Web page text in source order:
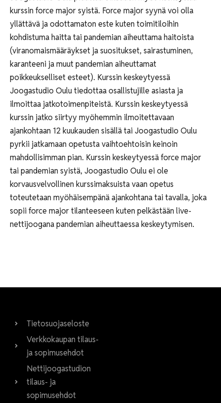
kurssin force major syistä. Force major syynä voi olla
yllättävä ja odottamaton este kuten toimitiloihin
kohdistuma haitta tai pandemian aiheuttama haitoista
(viranomaismääräykset ja suositukset, sairastuminen,
karanteeni ja muut pandemian aiheuttamat
poikkeukselliset esteet). Kurssin keskeytyessä
Joogastudio Oulu tiedottaa osallistujille asiasta ja
ilmoittaa jatkotoimenpiteistä. Kurssin keskeytyessä
kurssin jatko siirtyy myöhemmin ilmoitettavaan
ajankohtaan 12 kuukauden sisällä tai Joogastudio Oulu
pyrkii jatkamaan opetusta vaihtoehtoisin keinoin
mahdollisimman pian. Kurssin keskeytyessä force major
tai pandemian syistä, Joogastudio Oulu ei ole
korvausvelvollinen kurssimaksuista vaan opetus
toteutetaan myöhäisempänä ajankohtana tai tavalla, joka
sopii force major tilanteeseen kuten pelkästään live-
nettijoogana pandemian aiheuttaessa keskeytymisen.
Tietosuojaseloste
Verkkokaupan tilaus-
ja sopimusehdot
Nettijoogastudion
tilaus- ja
sopimusehdot